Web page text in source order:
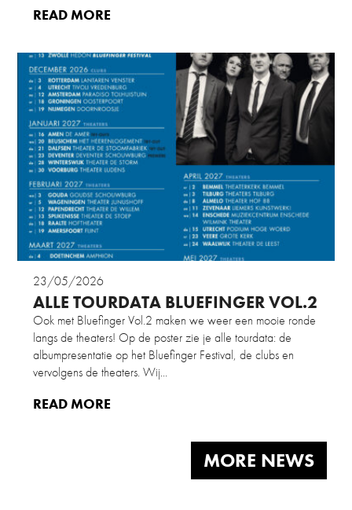
READ MORE
23/05/2026
ALLE TOURDATA BLUEFINGER VOL.2
Ook met Bluefinger Vol.2 maken we weer een mooie ronde
langs de theaters! Op de poster zie je alle tourdata: de
albumpresentatie op het Bluefinger Festival, de clubs en
vervolgens de theaters. Wij...
READ MORE
MORE NEWS